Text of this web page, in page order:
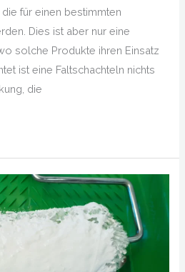
für einen bestimmten
Dies ist aber nur eine
solche Produkte ihren Einsatz
ist eine Faltschachteln nichts
die